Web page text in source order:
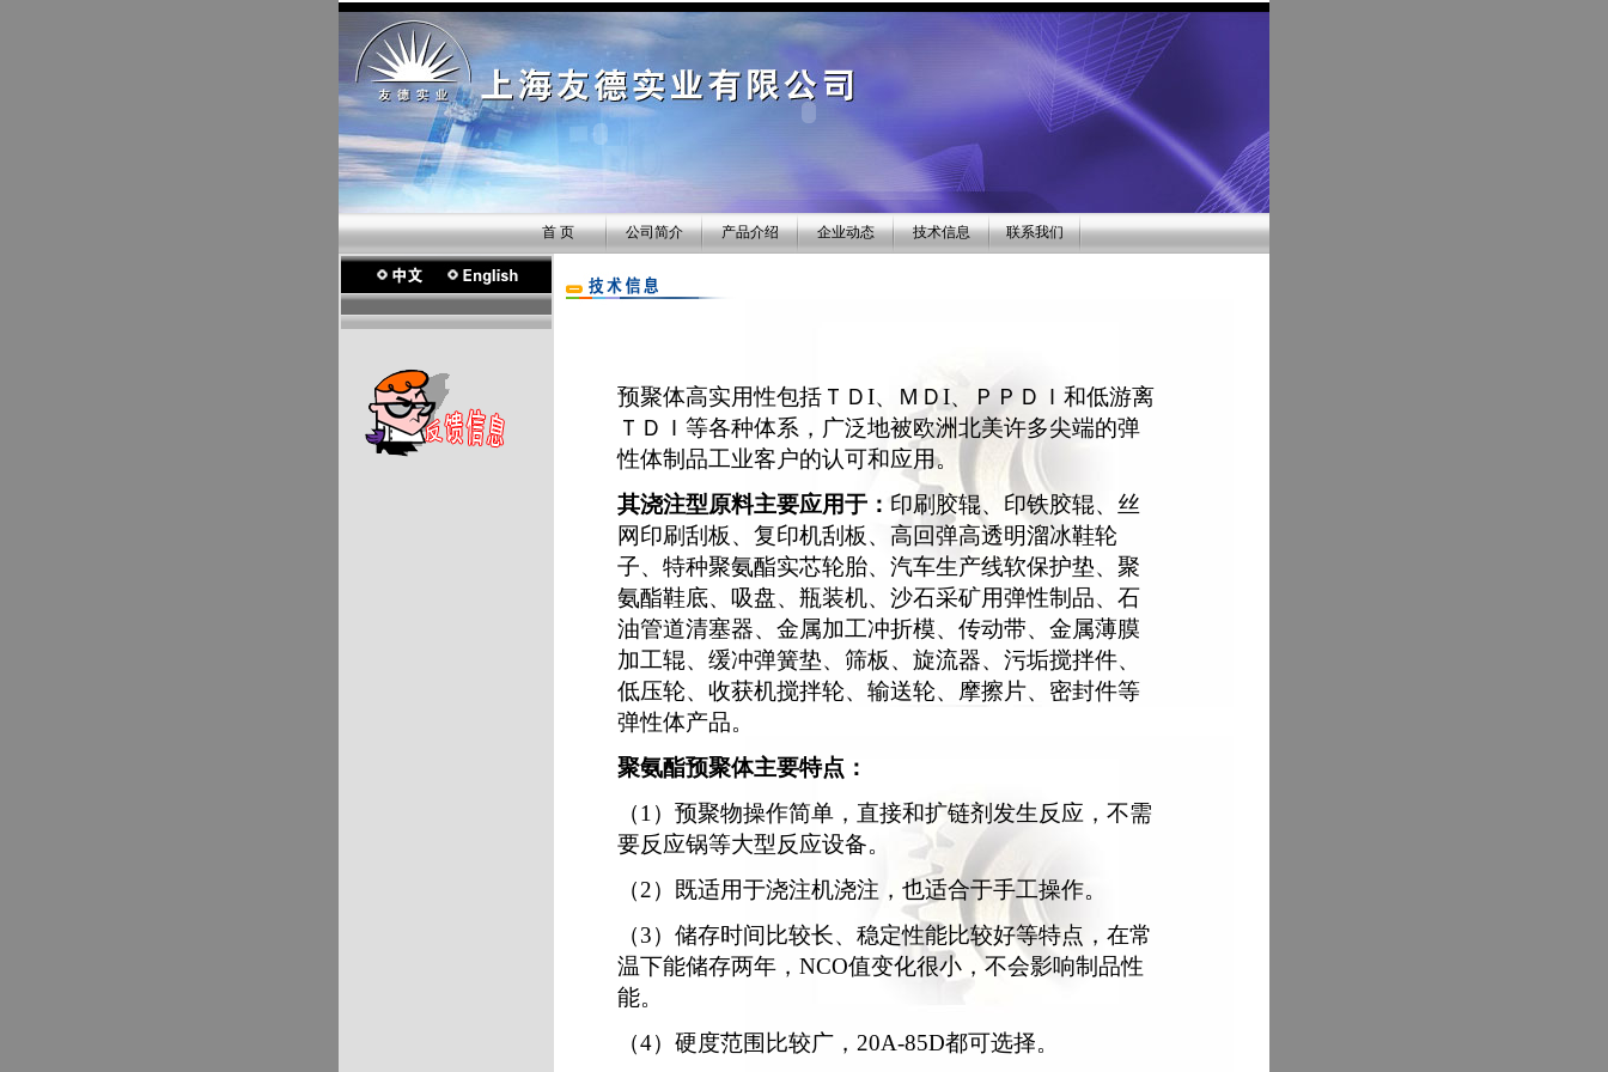
首 页 公司简介 产品介绍 企业动态 技术信息 联系我们
预聚体高实用性包括ＴＤI、ＭＤI、ＰＰＤＩ和低游离
ＴＤＩ等各种体系，广泛地被欧洲北美许多尖端的弹
性体制品工业客户的认可和应用。
其浇注型原料主要应用于： 印刷胶辊、印铁胶辊、丝
网印刷刮板、复印机刮板、高回弹高透明溜冰鞋轮
子、特种聚氨酯实芯轮胎、汽车生产线软保护垫、聚
氨酯鞋底、吸盘、瓶装机、沙石采矿用弹性制品、石
油管道清塞器、金属加工冲折模、传动带、金属薄膜
加工辊、缓冲弹簧垫、筛板、旋流器、污垢搅拌件、
低压轮、收获机搅拌轮、输送轮、摩擦片、密封件等
弹性体产品。
聚氨酯预聚体主要特点：
（1）预聚物操作简单，直接和扩链剂发生反应，不需
要反应锅等大型反应设备。
（2）既适用于浇注机浇注，也适合于手工操作。
（3）储存时间比较长、稳定性能比较好等特点，在常
温下能储存两年，NCO值变化很小，不会影响制品性
能。
（4）硬度范围比较广，20A-85D都可选择。